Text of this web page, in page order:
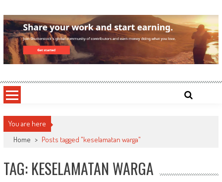
You are here
Home > Posts tagged "keselamatan warga"
TAG: KESELAMATAN WARGA